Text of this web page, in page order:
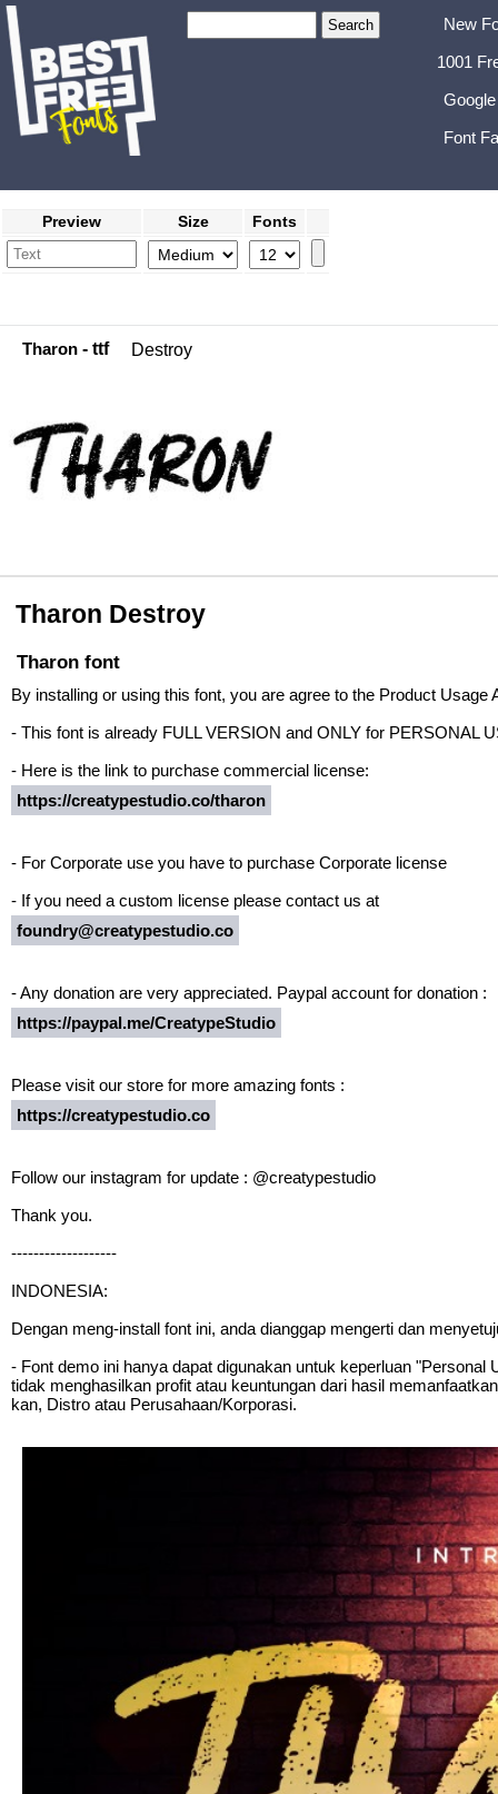
New
1001
Font
Preview Size Fonts
Tharon - ttf Destroy
Tharon Destroy
Tharon font
By installing or using this font, you are agree to the Product Usage
- This font is already FULL VERSION and ONLY for PERSONAL
- Here is the link to purchase commercial license:
https://creatypestudio.co/tharon
- For Corporate use you have to purchase Corporate license
- If you need a custom license please contact us at
foundry@creatypestudio.co
- Any donation are very appreciated. Paypal account for donation :
https://paypal.me/CreatypeStudio
Please visit our store for more amazing fonts :
https://creatypestudio.co
Follow our instagram for update : @creatypestudio
Thank you.
-------------------
INDONESIA:
Dengan meng-install font ini, anda dianggap mengerti dan
- Font demo ini hanya dapat digunakan untuk keperluan
tidak menghasilkan profit atau keuntungan dari hasil
kan, Distro atau Perusahaan/Korporasi.